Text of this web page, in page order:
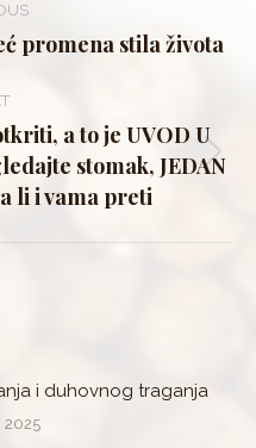
promena stila života
a to je UVOD U
stomak, JEDAN
li i vama preti
i duhovnog traganja
2025